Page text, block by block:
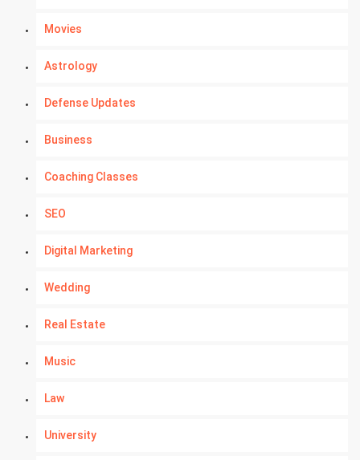
Movies
Astrology
Defense Updates
Business
Coaching Classes
SEO
Digital Marketing
Wedding
Real Estate
Music
Law
University